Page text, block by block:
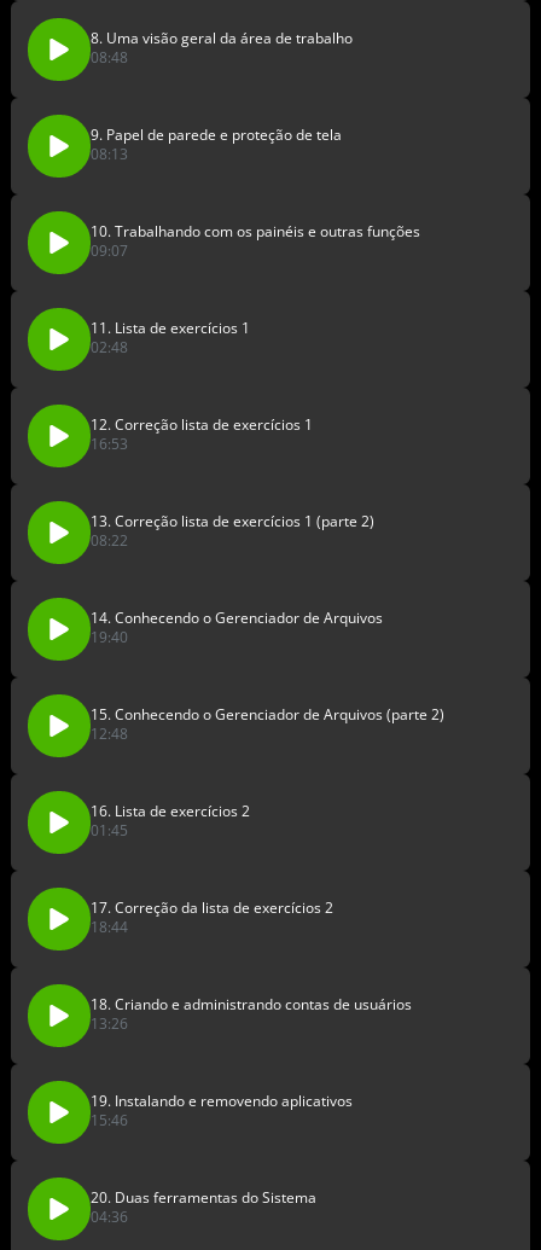
8. Uma visão geral da área de trabalho
08:48
9. Papel de parede e proteção de tela
08:13
10. Trabalhando com os painéis e outras funções
09:07
11. Lista de exercícios 1
02:48
12. Correção lista de exercícios 1
16:53
13. Correção lista de exercícios 1 (parte 2)
08:22
14. Conhecendo o Gerenciador de Arquivos
19:40
15. Conhecendo o Gerenciador de Arquivos (parte 2)
12:48
16. Lista de exercícios 2
01:45
17. Correção da lista de exercícios 2
18:44
18. Criando e administrando contas de usuários
13:26
19. Instalando e removendo aplicativos
15:46
20. Duas ferramentas do Sistema
04:36